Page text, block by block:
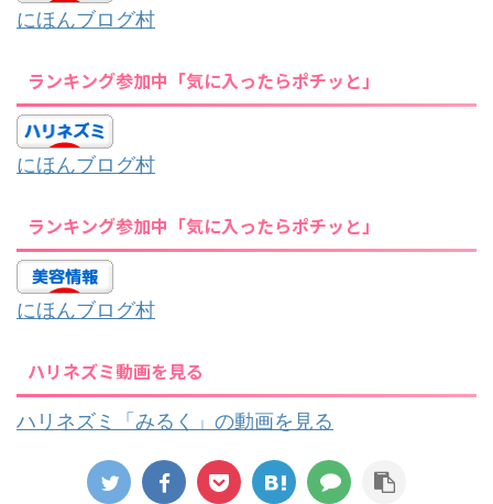
にほんブログ村
ランキング参加中「気に入ったらポチッと」
にほんブログ村
ランキング参加中「気に入ったらポチッと」
にほんブログ村
ハリネズミ動画を見る
ハリネズミ「みるく」の動画を見る